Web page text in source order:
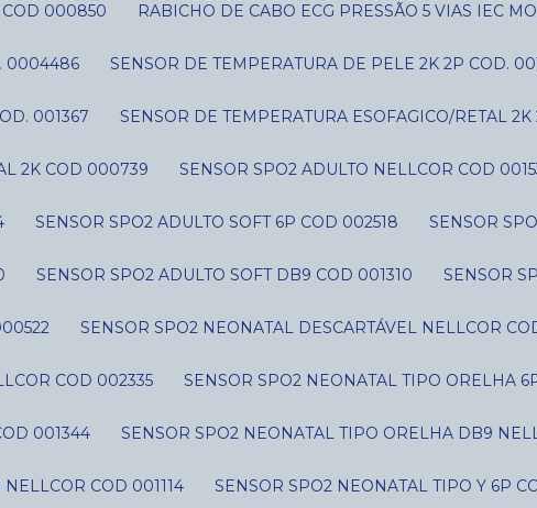
COD 000850 RABICHO DE CABO ECG PRESSÃO 5 VIAS IEC
0004486 SENSOR DE TEMPERATURA DE PELE 2K 2P COD.
001367 SENSOR DE TEMPERATURA ESOFAGICO/RETAL
2K COD 000739 SENSOR SPO2 ADULTO NELLCOR COD
SENSOR SPO2 ADULTO SOFT 6P COD 002518 SENSOR
SENSOR SPO2 ADULTO SOFT DB9 COD 001310 SENSOR
SENSOR SPO2 NEONATAL DESCARTÁVEL NELLCOR
COD 002335 SENSOR SPO2 NEONATAL TIPO ORELHA
001344 SENSOR SPO2 NEONATAL TIPO ORELHA DB9
COD 001114 SENSOR SPO2 NEONATAL TIPO Y 6P